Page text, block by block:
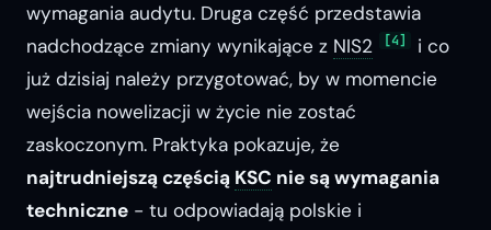
wymagania audytu. Druga część przedstawia
nadchodzące zmiany wynikające z NIS2 [4]
i co
już dzisiaj należy przygotować, by w momencie
wejścia nowelizacji w życie nie zostać
zaskoczonym. Praktyka pokazuje, że
najtrudniejszą częścią KSC nie są wymagania
techniczne - tu odpowiadają polskie i